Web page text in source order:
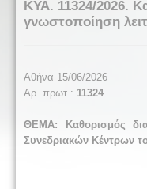
ΚΥΑ. 11324/2026.
γνωστοποίηση
Αθήνα 15/06/2026
Αρ. πρωτ.: 11324
ΘΕΜΑ: Καθορισμός
Συνεδριακών Κέντρων